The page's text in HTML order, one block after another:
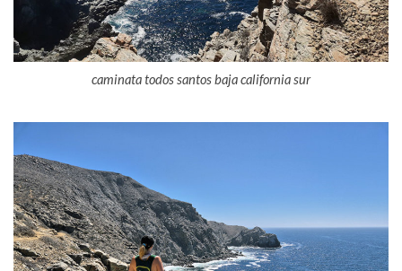
caminata todos santos baja california sur